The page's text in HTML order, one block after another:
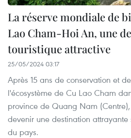
La réserve mondiale de
Lao Cham-Hoi An, une
touristique attractive
25/05/2024 03:17
Après 15 ans de conservation et
l'écosystème de Cu Lao Cham
province de Quang Nam
devenir une destination
du pays.